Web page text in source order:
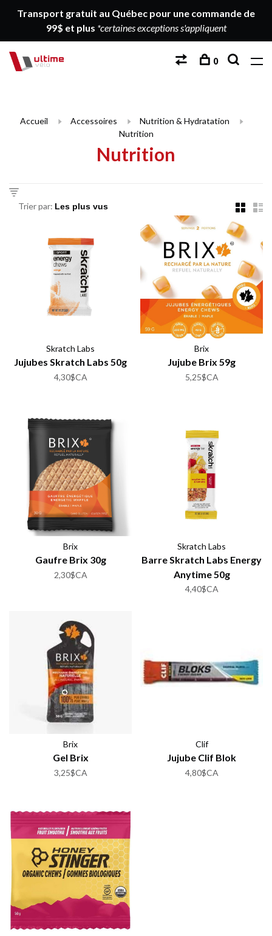
Transport gratuit au Québec pour une commande de
99$ et plus *certaines exceptions s'appliquent
0
Accueil Accessoires
Nutrition & Hydratation
Nutrition
Nutrition
Trier par:
Skratch Labs
Jujubes Skratch Labs 50g
4,30$CA
Brix
Jujube Brix 59g
5,25$CA
Brix
Gaufre Brix 30g
2,30$CA
Skratch Labs
Barre Skratch Labs Energy
Anytime 50g
4,40$CA
Brix
Gel Brix
3,25$CA
Clif
Jujube Clif Blok
4,80$CA